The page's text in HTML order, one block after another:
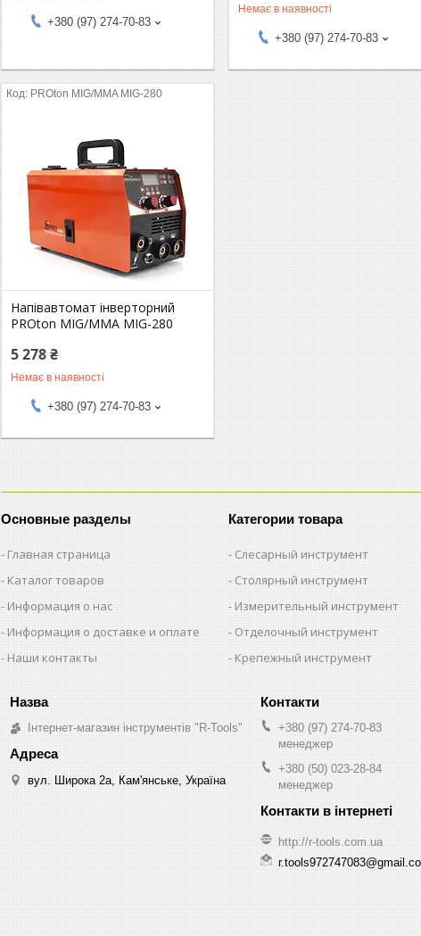
+380 (97) 274-70-83
Немає в наявності
+380 (97) 274-70-83
PROton MIG/MMA MIG-280
Напівавтомат інверторний
PROton MIG/MMA MIG-280
5 278 ₴
Немає в наявності
+380 (97) 274-70-83
Основные разделы
Главная страница
Каталог товаров
Информация о нас
Информация о доставке и оплате
Наши контакты
Категории товара
Слесарный инструмент
Столярный инструмент
Измерительный инструмент
Отделочный инструмент
Крепежный инструмент
Інтернет-магазин інструментів "R-Tools"
вул. Широка 2а, Кам'янське, Україна
+380 (97) 274-70-83
менеджер
+380 (50) 023-28-84
менеджер
http://r-tools.com.ua